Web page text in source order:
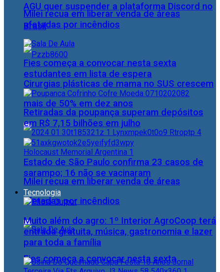
AGU quer suspender a plataforma Discord no
Brasil
Cirurgias plásticas de mama no SUS crescem
mais de 50% em dez anos
Milei recua em liberar venda de áreas
afetadas por incêndios
Fies começa a convocar nesta sexta
Milei recua em liberar venda de áreas
afetadas por incêndios
Fies começa a convocar nesta sexta
estudantes em lista de espera
Retiradas da poupança superam depósitos
em R$ 7,15 bilhões em julho
Estado de São Paulo confirma 23 casos de
sarampo; 16 não se vacinaram
Tecnologia
Muito além do agro: 1º Interior AgroCoop terá
entrada gratuita, música, gastronomia e lazer
para toda a família